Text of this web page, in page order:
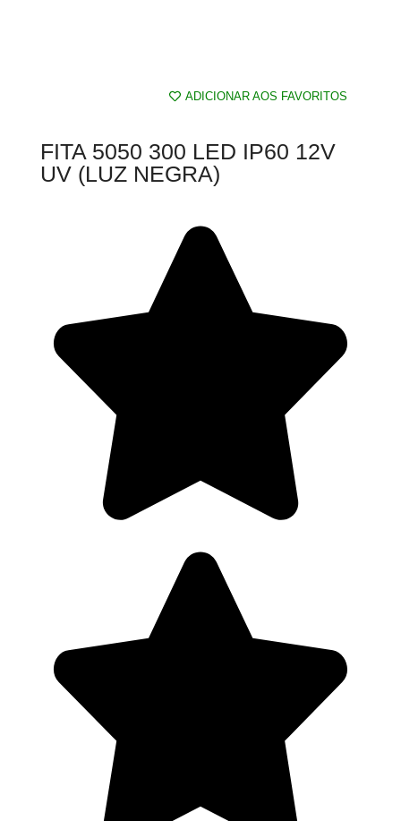
ADICIONAR AOS FAVORITOS
FITA 5050 300 LED IP60 12V
UV (LUZ NEGRA)